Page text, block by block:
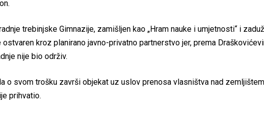
trebinjske Gimnazije, zamišljen kao „Hram nauke i umjetnosti“ i
ostvaren kroz planirano javno-privatno partnerstvo jer, prema
nije bio održiv.
o svom trošku završi objekat uz uslov prenosa vlasništva nad
prihvatio.